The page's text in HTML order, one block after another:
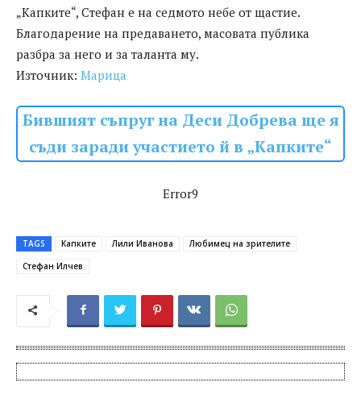
„Капките“, Стефан е на седмото небе от щастие.
Благодарение на предаването, масовата публика
разбра за него и за таланта му.
Източник: Марица
Бившият съпруг на Деси Добрева ще я
съди заради участието й в „Капките“
Error9
TAGS Капките Лили Иванова
Любимец на зрителите
Стефан Илчев